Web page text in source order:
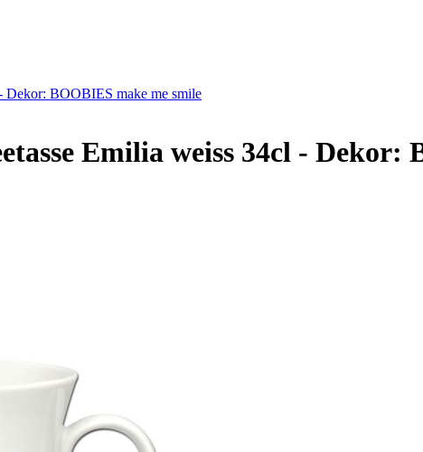
Dekor: BOOBIES make me smile
Emilia weiss 34cl - Dekor: